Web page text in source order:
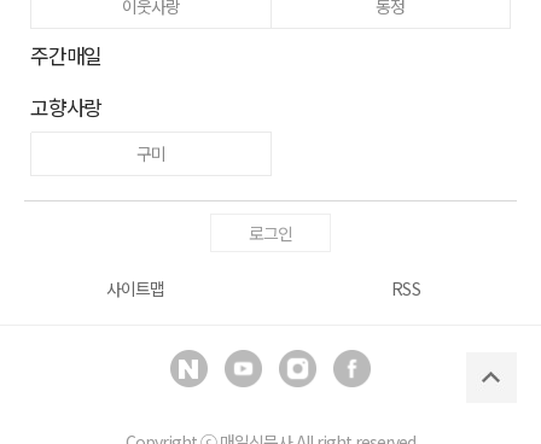
이웃사랑
동정
주간매일
고향사랑
구미
로그인
사이트맵 RSS